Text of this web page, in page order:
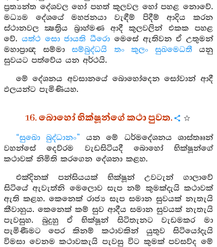
ප්‍රත්‍යන්ත දේශවල හෝ පහත් කුලවල හෝ පහළ නොවේ.
මධ්‍යම දේශයේ මහජනයා වැඳීම් පිදීම් ආදිය කරන
ස්ථානවල ක්‍ෂත්‍රිය බ්‍රාහ්මණ ආදී කුලවලින් එකක පහළ
වේ. යත්ථ සො ජායති ධීරො මෙසේ ඇතිවන ඒ උතුමන්
මහාප්‍රාඥ සම්මාසම්බුද්ධයි තං කුලං සුඛමෙධතී යනු
සුවයට පත්වේය යන අර්ථයි.
මේ දේශනය අවසානයේ බොහෝදෙන සෝවාන් ආදී
ඵලයන්ට පැමිණියහ.
16. බොහෝ භික්ෂූන්ගේ කථා පුවත.
“සුඛො බුද්ධානං” යන මේ ධර්මදේශනය ශාස්තෲන්
වහන්සේ දෙව්රම වැඩසිටියදී බොහෝ භික්ෂූන්ගේ
කථාවක් නිමිති කරගෙන දේශනා කළහ.
එක්දිනක් පන්සියයක් භික්ෂූන් උවටැන් ගාලාවේ
සිටියේ ඇවැත්නි මෙලොව සැප නම් කුමක්දැයි කථාවක්
ඇති කළහ. කෙනෙක් රාජ්‍ය සැප සමාන සුවයක් නැතැයි
කීවාහුය. කෙනෙක් කම් සුව ආදීය සමාන සුවයක් නැතැයි
පැවසුහ. බුදුහු ඒ භික්ෂූන් සිටිතැනට වැඩමකර මා
පැමිණීමට පෙර කිනම් කථාවකින් යුතුව සිටියෝදැයි
විමසා වෙනම කථාවකැයි පැවසු විට කුමක් පවසව්ද මේ